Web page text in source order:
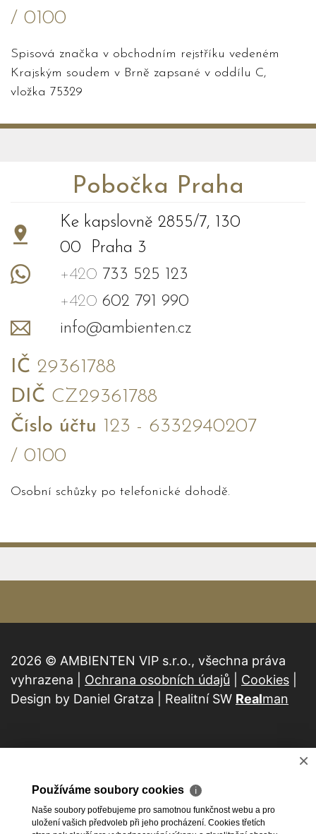
/ 0100
Spisová značka v obchodním rejstříku vedeném
Krajským soudem v Brně zapsané v oddílu C,
vložka 75329
Pobočka Praha
Ke kapslovně 2855/7, 130
00 Praha 3
+420 733 525 123
+420 602 791 990
info@ambienten.cz
IČ 29361788
DIČ CZ29361788
Číslo účtu 123 - 6332940207
/ 0100
Osobní schůzky po telefonické dohodě.
2026 © AMBIENTEN VIP s.r.o., všechna práva
vyhrazena | Ochrana osobních údajů Cookies
Design by Daniel Gratza | Realitní SW Realman
×
Používáme soubory cookies ℹ
Naše soubory potřebujeme pro samotnou funkčnost webu a pro
uložení vašich předvoleb při jeho procházení. Cookies třetích